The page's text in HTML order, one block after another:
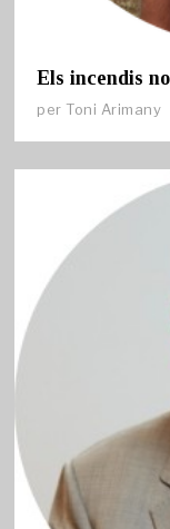
Els incendis
per Toni Arimany